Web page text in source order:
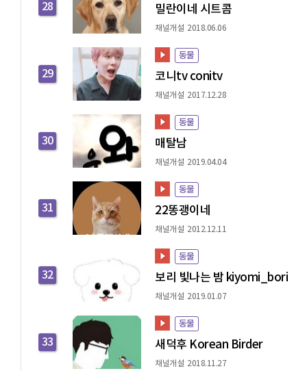
28 밀란이네 시트콤
채널개설 2018.06.06
29
동물
코니tv conitv
채널개설 2017.12.28
30
동물
매탈남
채널개설 2019.04.04
31
동물
22똥괭이네
채널개설 2012.12.11
32
동물
보리 빛나는 밤 kiyomi_bori
채널개설 2019.01.07
33
동물
새덕후 Korean Birder
채널개설 2018.11.27